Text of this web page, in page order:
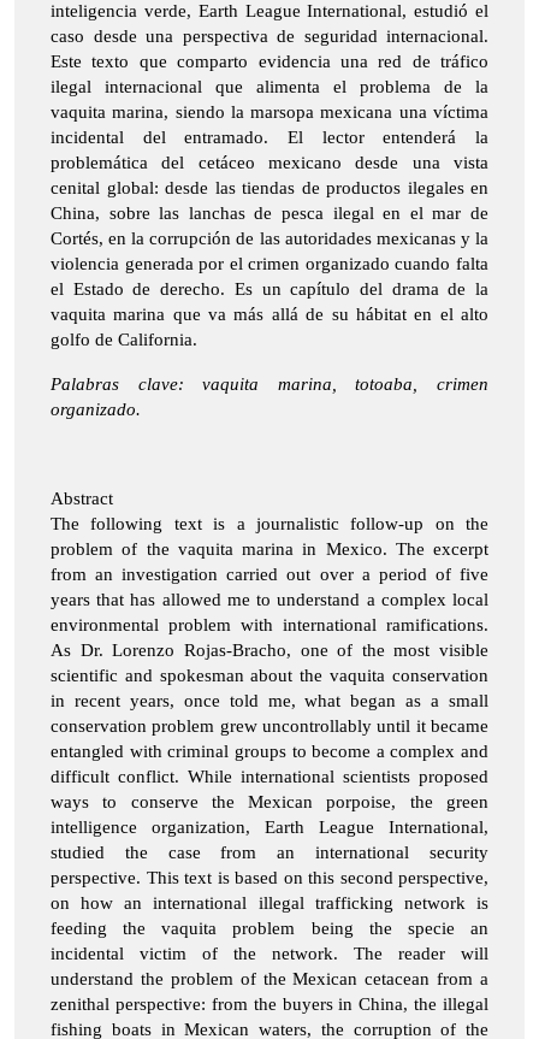
inteligencia verde, Earth League International, estudió el
caso desde una perspectiva de seguridad internacional.
Este texto que comparto evidencia una red de tráfico
ilegal internacional que alimenta el problema de la
vaquita marina, siendo la marsopa mexicana una víctima
incidental del entramado. El lector entenderá la
problemática del cetáceo mexicano desde una vista
cenital global: desde las tiendas de productos ilegales en
China, sobre las lanchas de pesca ilegal en el mar de
Cortés, en la corrupción de las autoridades mexicanas y la
violencia generada por el crimen organizado cuando falta
el Estado de derecho. Es un capítulo del drama de la
vaquita marina que va más allá de su hábitat en el alto
golfo de California.
Palabras clave: vaquita marina, totoaba, crimen
organizado.
Abstract
The following text is a journalistic follow-up on the
problem of the vaquita marina in Mexico. The excerpt
from an investigation carried out over a period of five
years that has allowed me to understand a complex local
environmental problem with international ramifications.
As Dr. Lorenzo Rojas-Bracho, one of the most visible
scientific and spokesman about the vaquita conservation
in recent years, once told me, what began as a small
conservation problem grew uncontrollably until it became
entangled with criminal groups to become a complex and
difficult conflict. While international scientists proposed
ways to conserve the Mexican porpoise, the green
intelligence organization, Earth League International,
studied the case from an international security
perspective. This text is based on this second perspective,
on how an international illegal trafficking network is
feeding the vaquita problem being the specie an
incidental victim of the network. The reader will
understand the problem of the Mexican cetacean from a
zenithal perspective: from the buyers in China, the illegal
fishing boats in Mexican waters, the corruption of the